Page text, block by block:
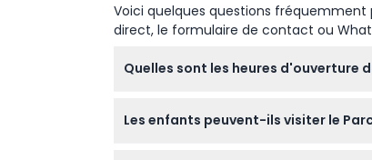
Voici quelques questions fréquemment
direct, le formulaire de contact ou
Quelles sont les heures d'ouverture
Les enfants peuvent-ils visiter le